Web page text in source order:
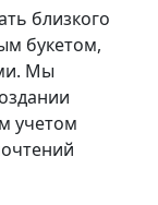
близкого
букетом,
Мы
учетом